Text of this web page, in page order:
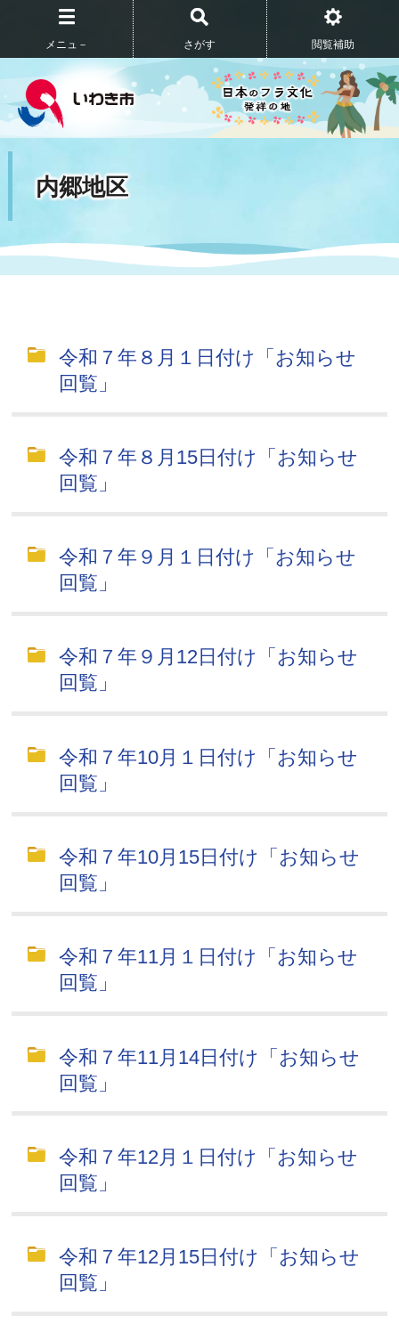
メニュ－ さがす 閲覧補助
内郷地区
令和７年８月１日付け「お知らせ
回覧」
令和７年８月15日付け「お知らせ
回覧」
令和７年９月１日付け「お知らせ
回覧」
令和７年９月12日付け「お知らせ
回覧」
令和７年10月１日付け「お知らせ
回覧」
令和７年10月15日付け「お知らせ
回覧」
令和７年11月１日付け「お知らせ
回覧」
令和７年11月14日付け「お知らせ
回覧」
令和７年12月１日付け「お知らせ
回覧」
令和７年12月15日付け「お知らせ
回覧」